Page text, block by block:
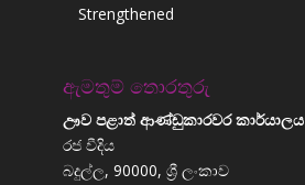
Strengthened
ඇමතුම් තොරතුරු
ඌව පළාත් ආණ්ඩුකාරවර කාර්යාලය
රජ වීදිය
බදුල්ල, 90000, ශ්‍රී ලංකාව